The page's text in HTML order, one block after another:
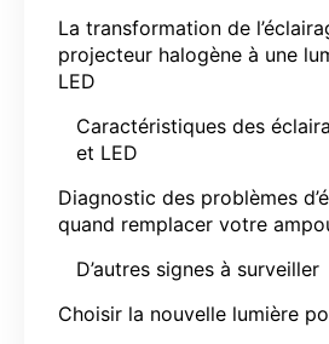
La transformation de
projecteur halogène à une
LED
Caractéristiques des
et LED
Diagnostic des problèmes
quand remplacer votre
D’autres signes à surveiller
Choisir la nouvelle lumière